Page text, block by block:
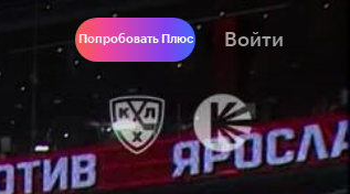
Попробовать Плюс Войти